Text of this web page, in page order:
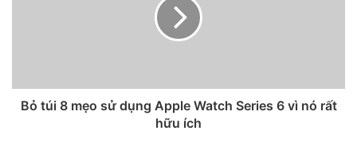
Bỏ túi 8 mẹo sử dụng Apple Watch Series 6 vì nó rất
hữu ích